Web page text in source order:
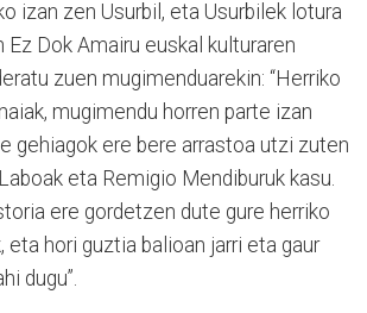
izan zen Usurbil, eta Usurbilek lotura
Ez Dok Amairu euskal kulturaren
zuen mugimenduarekin: “Herriko
mugimendu horren parte izan
gehiagok ere bere arrastoa utzi zuten
eta Remigio Mendiburuk kasu.
ere gordetzen dute gure herriko
eta hori guztia balioan jarri eta gaur
dugu”.